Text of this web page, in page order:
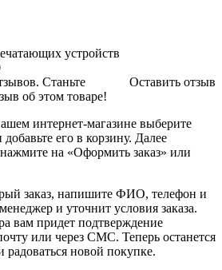
устройств
Оставить отзыв
Станьте
об этом товаре!
интернет-магазине выберите
его в корзину. Далее
на «Оформить заказ» или
заказ, напишите ФИО, телефон и
и уточнит условия заказа.
вам придет подтверждение
или через СМС. Теперь останется
радоваться новой покупке.